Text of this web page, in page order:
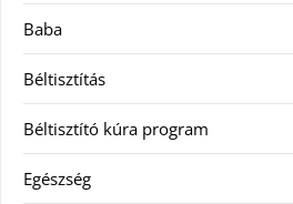
Baba
Béltisztítás
Béltisztító kúra program
Egészség